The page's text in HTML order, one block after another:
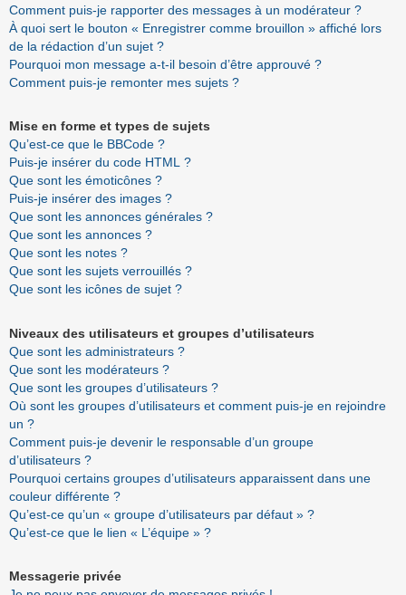
Comment puis-je rapporter des messages à un modérateur ?
À quoi sert le bouton « Enregistrer comme brouillon » affiché lors
de la rédaction d’un sujet ?
Pourquoi mon message a-t-il besoin d’être approuvé ?
Comment puis-je remonter mes sujets ?
Mise en forme et types de sujets
Qu’est-ce que le BBCode ?
Puis-je insérer du code HTML ?
Que sont les émoticônes ?
Puis-je insérer des images ?
Que sont les annonces générales ?
Que sont les annonces ?
Que sont les notes ?
Que sont les sujets verrouillés ?
Que sont les icônes de sujet ?
Niveaux des utilisateurs et groupes d’utilisateurs
Que sont les administrateurs ?
Que sont les modérateurs ?
Que sont les groupes d’utilisateurs ?
Où sont les groupes d’utilisateurs et comment puis-je en rejoindre
un ?
Comment puis-je devenir le responsable d’un groupe
d’utilisateurs ?
Pourquoi certains groupes d’utilisateurs apparaissent dans une
couleur différente ?
Qu’est-ce qu’un « groupe d’utilisateurs par défaut » ?
Qu’est-ce que le lien « L’équipe » ?
Messagerie privée